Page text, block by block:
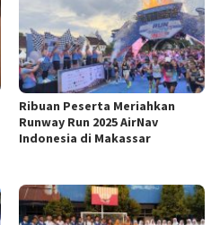
Ribuan Peserta Meriahkan
Runway Run 2025 AirNav
Indonesia di Makassar